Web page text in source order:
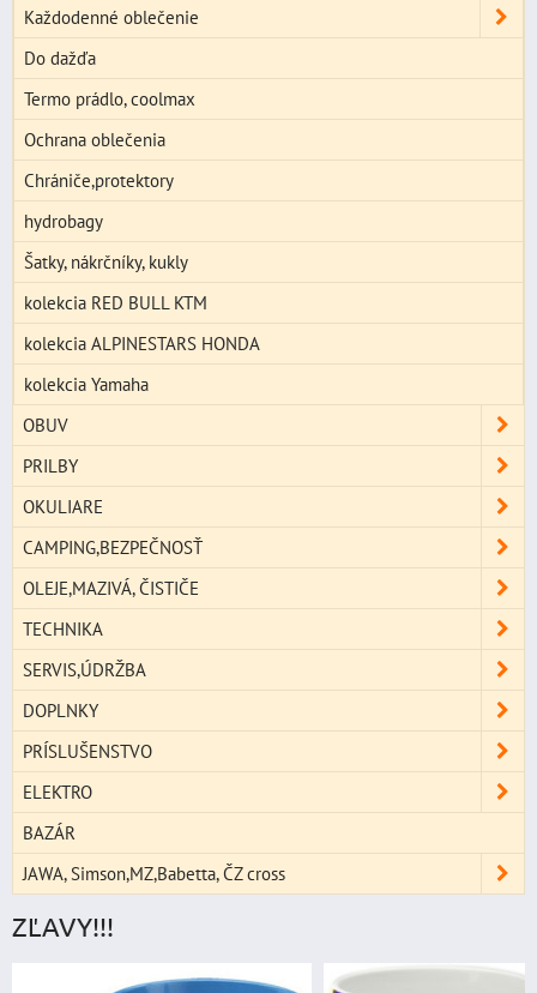
Každodenné oblečenie
Do dažďa
Termo prádlo, coolmax
Ochrana oblečenia
Chrániče,protektory
hydrobagy
Šatky, nákrčníky, kukly
kolekcia RED BULL KTM
kolekcia ALPINESTARS HONDA
kolekcia Yamaha
OBUV
PRILBY
OKULIARE
CAMPING,BEZPEČNOSŤ
OLEJE,MAZIVÁ, ČISTIČE
TECHNIKA
SERVIS,ÚDRŽBA
DOPLNKY
PRÍSLUŠENSTVO
ELEKTRO
BAZÁR
JAWA, Simson,MZ,Babetta, ČZ cross
ZĽAVY!!!